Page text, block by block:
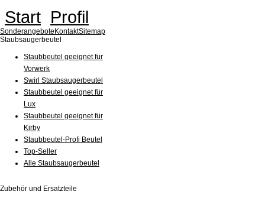
Start Profil
Sonderangebote KontaktSitemap
Staubsaugerbeutel
Staubbeutel geeignet für
Vorwerk
Swirl Staubsaugerbeutel
Staubbeutel geeignet für
Lux
Staubbeutel geeignet für
Kirby
Staubbeutel-Profi Beutel
Top-Seller
Alle Staubsaugerbeutel
Zubehör und Ersatzteile